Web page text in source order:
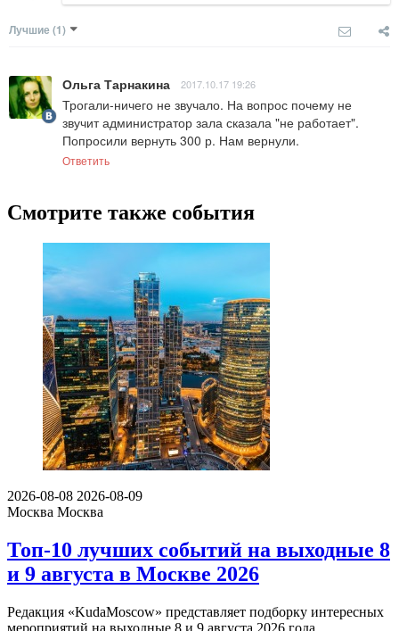
Лучшие (1)
Ольга Тарнакина 2017.10.17 19:26
Трогали-ничего не звучало. На вопрос почему не
звучит администратор зала сказала "не работает".
Попросили вернуть 300 р. Нам вернули.
Ответить
Смотрите также события
2026-08-08 2026-08-09
Москва Москва
Топ-10 лучших событий на выходные 8
и 9 августа в Москве 2026
Редакция «KudaMoscow» представляет подборку интересных
мероприятий на выходные 8 и 9 августа 2026 года.